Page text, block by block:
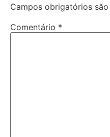
Campos obrigatórios
Comentário *